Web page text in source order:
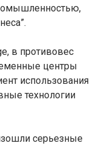
в противовес
центры
использования
технологии
серьезные